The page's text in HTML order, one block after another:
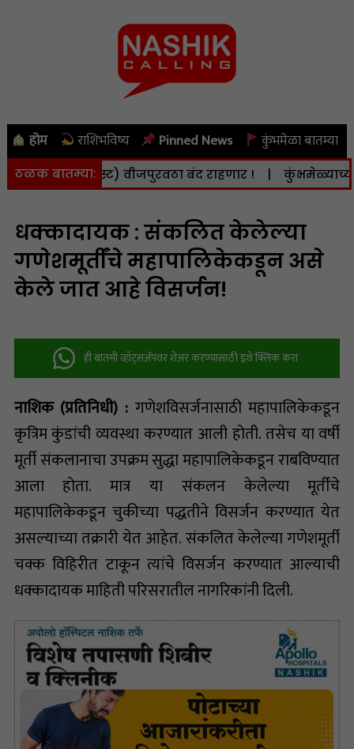
होम राशिभविष्य Pinned News कुंभमेळा बातम्या
ठळक बातम्या:
(दि. 8 ऑगस्ट) वीजपुरवठा बंद राहणार ! | कुंभमेळ्याच्या
धक्कादायक : संकलित केलेल्या
गणेशमूर्तींचे महापालिकेकडून असे
केले जात आहे विसर्जन!
ही बातमी व्हॉट्सअ‍ॅपवर शेअर करण्यासाठी इथे क्लिक करा
नाशिक (प्रतिनिधी) : गणेशविसर्जनासाठी महापालिकेकडून
कृत्रिम कुंडांची व्यवस्था करण्यात आली होती. तसेच या वर्षी
मूर्ती संकलानाचा उपक्रम सुद्धा महापालिकेकडून राबविण्यात
आला होता. मात्र या संकलन केलेल्या मूर्तींचे
महापालिकेकडून चुकीच्या पद्धतीने विसर्जन करण्यात येत
असल्याच्या तक्रारी येत आहेत. संकलित केलेल्या गणेशमूर्ती
चक्क विहिरीत टाकून त्यांचे विसर्जन करण्यात आल्याची
धक्कादायक माहिती परिसरातील नागरिकांनी दिली.